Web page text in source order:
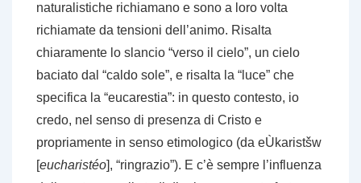
naturalistiche richiamano e sono a loro volta
richiamate da tensioni dell’animo. Risalta
chiaramente lo slancio “verso il cielo”, un cielo
baciato dal “caldo sole”, e risalta la “luce” che
specifica la “eucarestia”: in questo contesto, io
credo, nel senso di presenza di Cristo e
propriamente in senso etimologico (da eÙkaristšw
[eucharistéo], “ringrazio”). E c’è sempre l’influenza